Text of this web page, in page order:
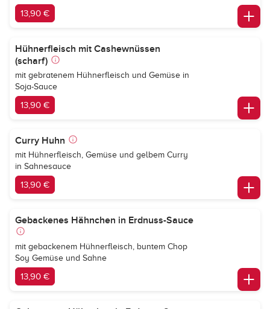
13,90 €
Hühnerfleisch mit Cashewnüssen
(scharf)
mit gebratenem Hühnerfleisch und Gemüse in
Soja-Sauce
13,90 €
Curry Huhn
mit Hühnerfleisch, Gemüse und gelbem Curry
in Sahnesauce
13,90 €
Gebackenes Hähnchen in Erdnuss-Sauce
mit gebackenem Hühnerfleisch, buntem Chop
Soy Gemüse und Sahne
13,90 €